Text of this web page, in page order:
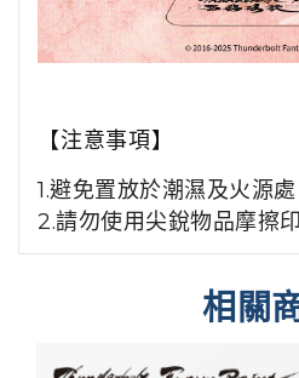
【注意事項】
1.避免置放於潮濕及火源處
2.請勿使用尖銳物品摩擦
相關